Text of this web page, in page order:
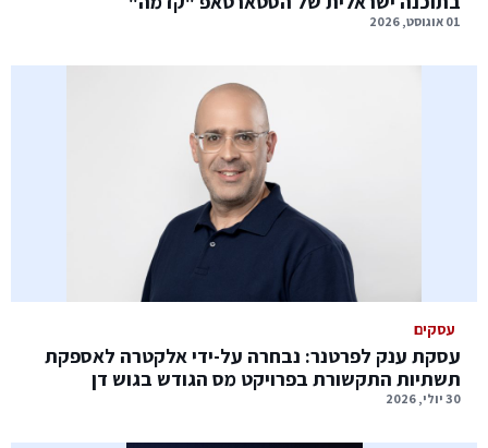
01 אוגוסט, 2026
עסקים
עסקת ענק לפרטנר: נבחרה על-ידי אלקטרה לאספקת
תשתיות התקשורת בפרויקט מס הגודש בגוש דן
30 יולי, 2026